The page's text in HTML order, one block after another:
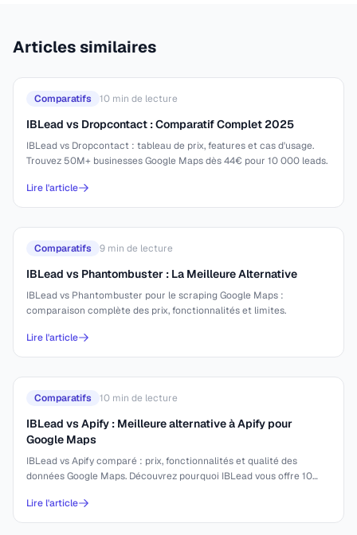
Articles similaires
Comparatifs 10 min de lecture
IBLead vs Dropcontact : Comparatif Complet 2025
IBLead vs Dropcontact : tableau de prix, features et cas d'usage.
Trouvez 50M+ businesses Google Maps dès 44€ pour 10 000 leads.
Lire l'article
Comparatifs 9 min de lecture
IBLead vs Phantombuster : La Meilleure Alternative
IBLead vs Phantombuster pour le scraping Google Maps :
comparaison complète des prix, fonctionnalités et limites.
Lire l'article
Comparatifs 10 min de lecture
IBLead vs Apify : Meilleure alternative à Apify pour
Google Maps
IBLead vs Apify comparé : prix, fonctionnalités et qualité des
données Google Maps. Découvrez pourquoi IBLead vous offre 10
Lire l'article